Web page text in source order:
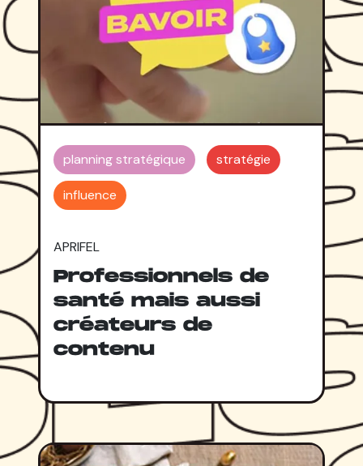
planning stratégique stratégie
influence
APRIFEL
Professionnels de
santé mais aussi
créateurs de
contenu